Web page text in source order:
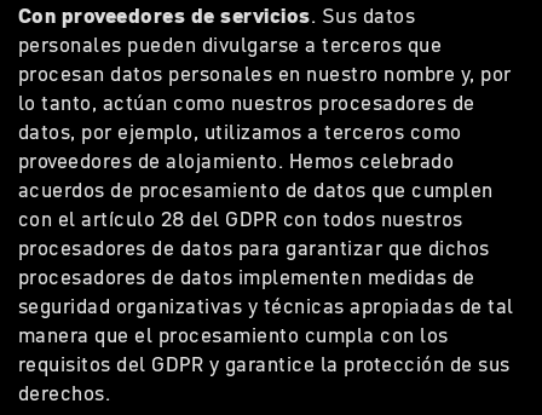
Con proveedores de servicios. Sus datos
personales pueden divulgarse a terceros que
procesan datos personales en nuestro nombre y, por
lo tanto, actúan como nuestros procesadores de
datos, por ejemplo, utilizamos a terceros como
proveedores de alojamiento. Hemos celebrado
acuerdos de procesamiento de datos que cumplen
con el artículo 28 del GDPR con todos nuestros
procesadores de datos para garantizar que dichos
procesadores de datos implementen medidas de
seguridad organizativas y técnicas apropiadas de tal
manera que el procesamiento cumpla con los
requisitos del GDPR y garantice la protección de sus
derechos.